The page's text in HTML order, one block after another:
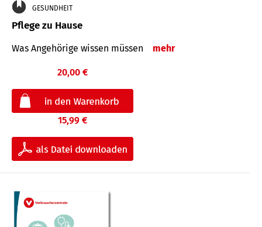
GESUNDHEIT
Pflege zu Hause
Was Angehörige wissen müssen mehr
20,00 €
15,99 €